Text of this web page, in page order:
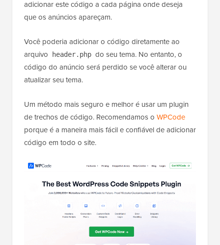
adicionar este código a cada página onde deseja
que os anúncios apareçam.
Você poderia adicionar o código diretamente ao
arquivo
header.php do seu tema. No entanto, o
código do anúncio será perdido se você alterar ou
atualizar seu tema.
Um método mais seguro e melhor é usar um plugin
de trechos de código. Recomendamos o WPCode
porque é a maneira mais fácil e confiável de adicionar
código em todo o site.